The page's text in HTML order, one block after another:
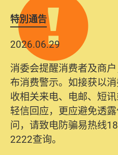
特別通告
2026.06.29
消委会提醒消费者及商
布消费警示。如接获以
收相关来电、电邮、短
轻信回应，更应避免透
问，请致电防骗易热线
2222查询。